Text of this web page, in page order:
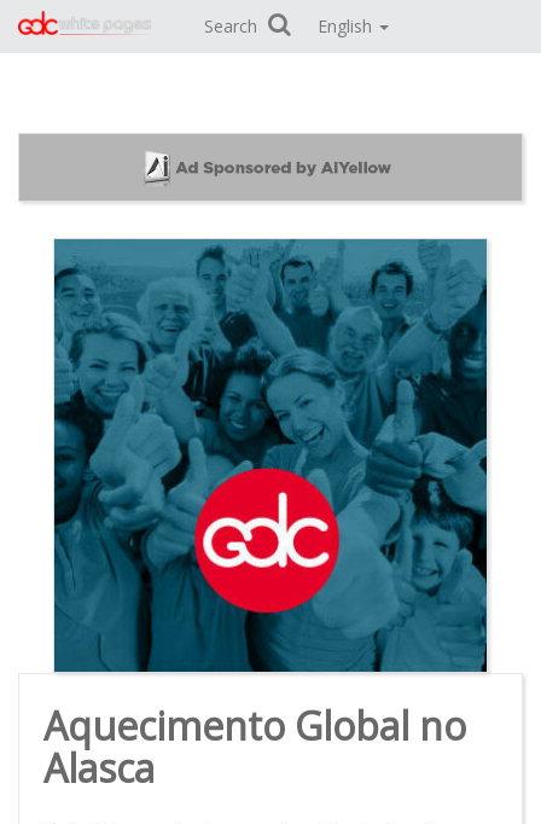
Search English
Aquecimento Global no
Alasca